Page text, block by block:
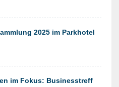
2025 im Parkhotel
im Fokus: Businesstreff